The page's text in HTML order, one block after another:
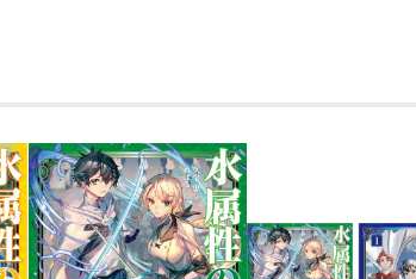
著者について
●久宝 忠／Tadashi Kubou
九州在住。